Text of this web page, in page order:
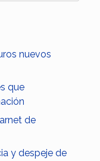
nuevos
que
de
y despeje de